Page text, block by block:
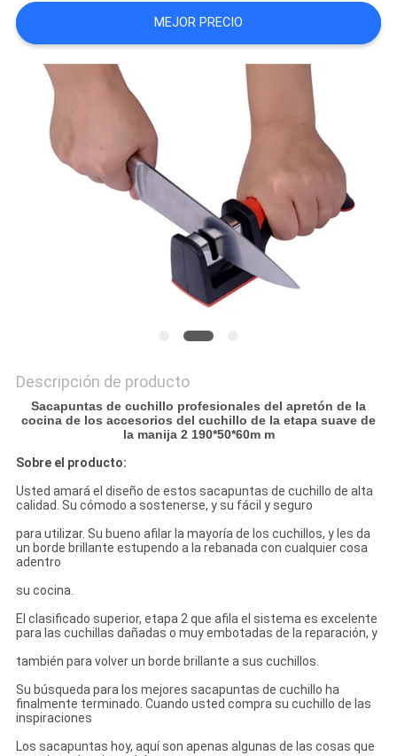
CASOS
DE
TRABAJO
SOLICITAR
PRIVACY
POLICY
MEJOR PRECIO
Descripción de producto
Sacapuntas de cuchillo profesionales del apretón de la
cocina de los accesorios del cuchillo de la etapa suave de
la manija 2 190*50*60m m
Sobre el producto:
Usted amará el diseño de estos sacapuntas de cuchillo de alta
calidad. Su cómodo a sostenerse, y su fácil y seguro
para utilizar. Su bueno afilar la mayoría de los cuchillos, y les da
un borde brillante estupendo a la rebanada con cualquier cosa
adentro
su cocina.
El clasificado superior, etapa 2 que afila el sistema es excelente
para las cuchillas dañadas o muy embotadas de la reparación, y
también para volver un borde brillante a sus cuchillos.
Su búsqueda para los mejores sacapuntas de cuchillo ha
finalmente terminado. Cuando usted compra su cuchillo de las
inspiraciones
Los sacapuntas hoy, aquí son apenas algunas de las cosas que